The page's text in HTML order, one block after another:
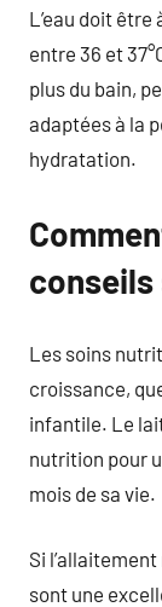
L’eau doit
entre 36 et
plus du bain,
adaptées à la
hydratation.
conseils
Les soins
croissance,
infantile. Le
nutrition pour
mois de sa vie.
Si
sont une